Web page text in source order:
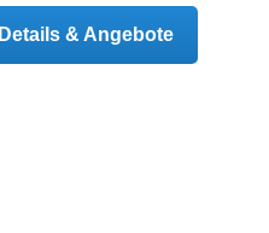
Details & Angebote